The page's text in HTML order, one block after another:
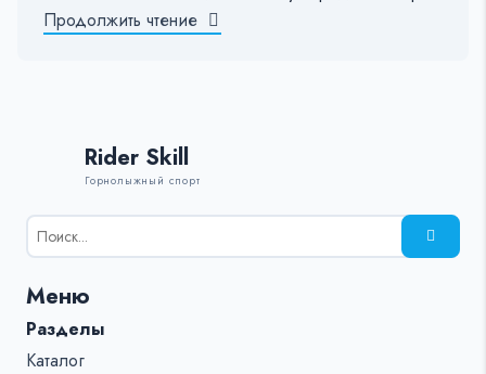
Продолжить чтение
Rider Skill
Горнолыжный спорт
Результаты
поиска
%s:
Меню
Разделы
Каталог